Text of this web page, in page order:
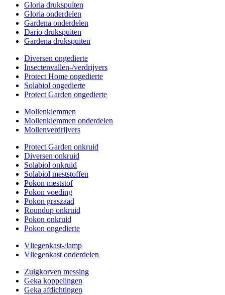
Gloria drukspuiten
Gloria onderdelen
Gardena onderdelen
Dario drukspuiten
Gardena drukspuiten
Diversen ongedierte
Insectenvallen-/verdrijvers
Protect Home ongedierte
Solabiol ongedierte
Protect Garden ongedierte
Mollenklemmen
Mollenklemmen onderdelen
Mollenverdrijvers
Protect Garden onkruid
Diversen onkruid
Solabiol onkruid
Solabiol meststoffen
Pokon meststof
Pokon voeding
Pokon graszaad
Roundup onkruid
Pokon onkruid
Pokon ongedierte
Vliegenkast-/lamp
Vliegenkast onderdelen
Zuigkorven messing
Geka koppelingen
Geka afdichtingen